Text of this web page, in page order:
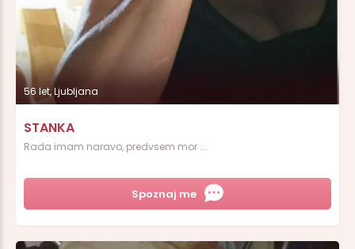
56 let, Ljubljana
STANKA
Rada imam naravo, predvsem mor ...
Spoznaj me